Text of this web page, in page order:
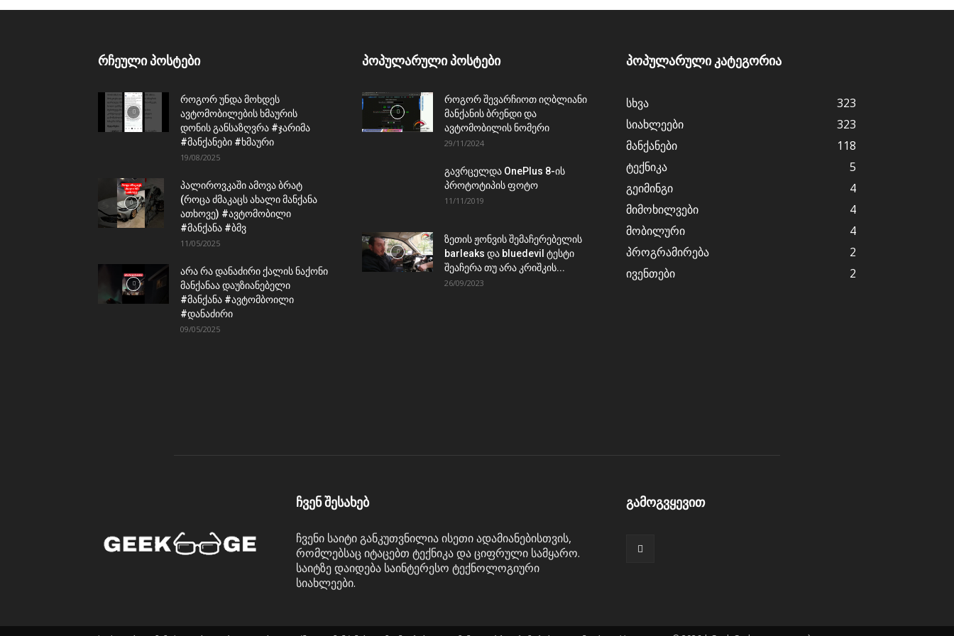
რჩეული პოსტები
როგორ უნდა მოხდეს
ავტომობილების ხმაურის
დონის განსაზღვრა #ჯარიმა
#მანქანები #ხმაური
19/08/2025
პალიროვკაში ამოვა ბრატ
(როცა ძმაკაცს ახალი მანქანა
ათხოვე) #ავტომობილი
#მანქანა #ბმვ
11/05/2025
არა რა დანაძირი ქალის ნაქონი
მანქანაა დაუზიანებელი
#მანქანა #ავტომბოილი
#დანაძირი
09/05/2025
პოპულარული პოსტები
როგორ შევარჩიოთ იღბლიანი
მანქანის ბრენდი და
ავტომობილის ნომერი
29/11/2024
გავრცელდა OnePlus 8-ის
პროტოტიპის ფოტო
11/11/2019
ზეთის ჟონვის შემაჩერებელის
barleaks და bluedevil ტესტი
შეაჩერა თუ არა კრიშკის...
26/09/2023
პოპულარული კატეგორია
სხვა
323
სიახლეები
323
მანქანები
118
ტექნიკა
5
გეიმინგი
4
მიმოხილვები
4
მობილური
4
პროგრამირება
2
ივენთები
2
ჩვენ შესახებ
ჩვენი საიტი განკუთვნილია ისეთი ადამიანებისთვის,
რომლებსაც იტაცებთ ტექნიკა და ციფრული სამყარო.
საიტზე დაიდება საინტერესო ტექნოლოგიური
სიახლეები.
გამოგვყევით